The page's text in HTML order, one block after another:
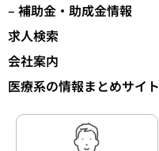
– 補助金・助成金情報
求人検索
会社案内
医療系の情報まとめサイト